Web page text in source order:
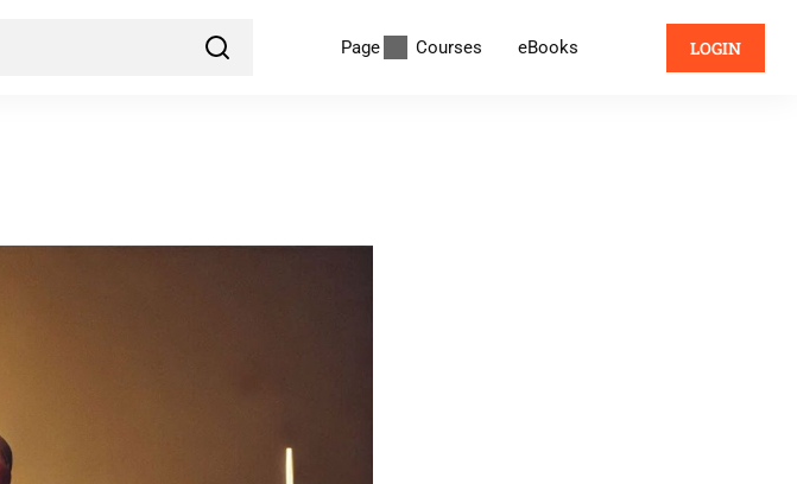
Page Courses eBooks LOGIN